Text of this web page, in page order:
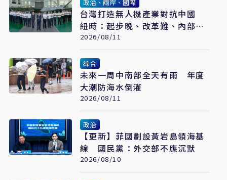
政治、兩岸、國際
台灣打造無人機產業對抗中國
紐時：起步晚、改革難、內部分
歧成阻力
2026/08/11
綜合
未來一周中南部全天有雨 年度
大潮防海水倒灌
2026/08/11
政治
【更新】菲國劃設黃岩島領海基
線 國民黨：外交部不應沉默
2026/08/10